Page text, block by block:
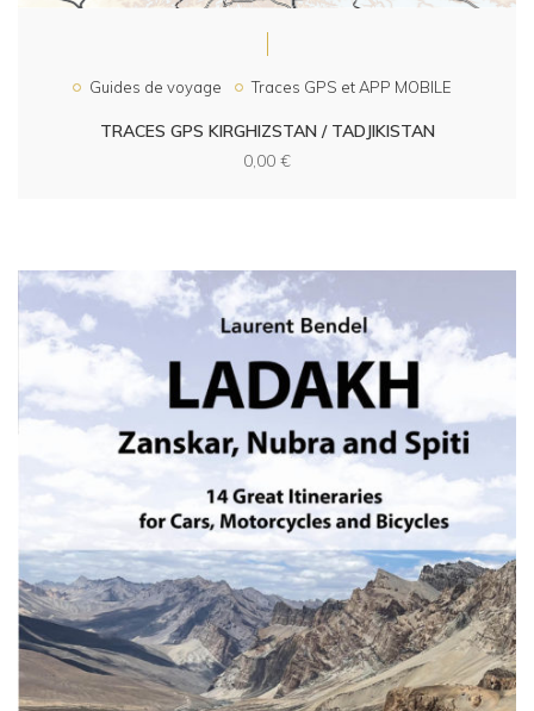
Guides de voyage Traces GPS et APP MOBILE
TRACES GPS KIRGHIZSTAN / TADJIKISTAN
0,00 €